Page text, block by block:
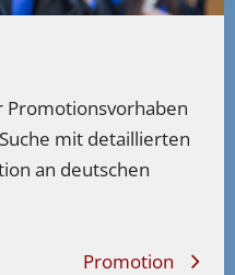
Promotionsvorhaben
mit detaillierten
an deutschen
Promotion